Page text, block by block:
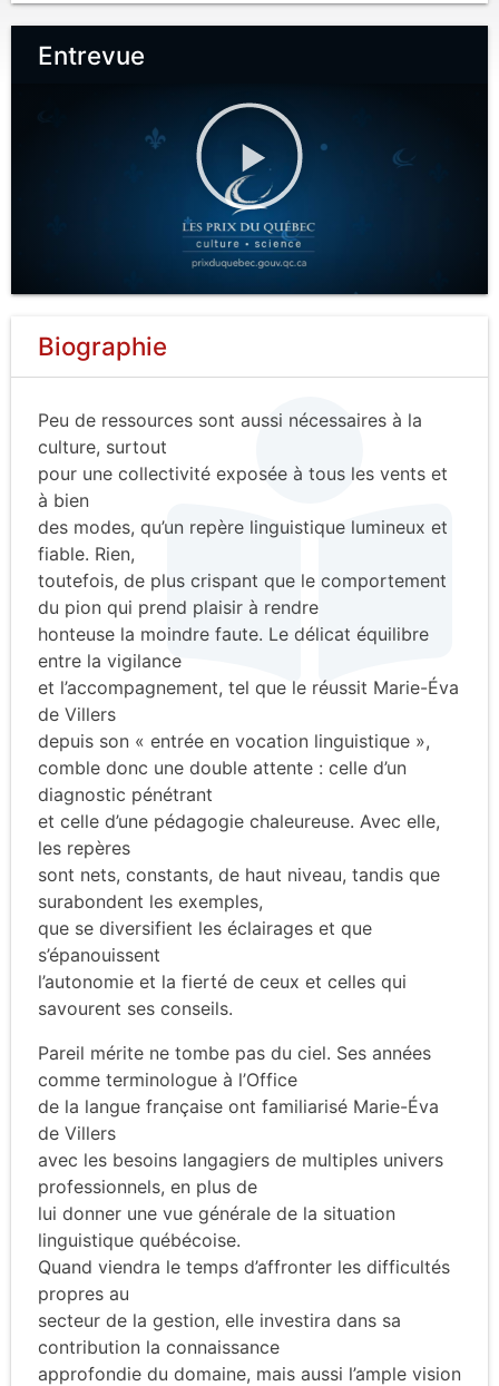
Entrevue
Biographie
Peu de ressources sont aussi nécessaires à la
culture, surtout
pour une collectivité exposée à tous les vents et
à bien
des modes, qu’un repère linguistique lumineux et
fiable. Rien,
toutefois, de plus crispant que le comportement
du pion qui prend plaisir à rendre
honteuse la moindre faute. Le délicat équilibre
entre la vigilance
et l’accompagnement, tel que le réussit Marie-Éva
de Villers
depuis son « entrée en vocation linguistique »,
comble donc une double attente : celle d’un
diagnostic pénétrant
et celle d’une pédagogie chaleureuse. Avec elle,
les repères
sont nets, constants, de haut niveau, tandis que
surabondent les exemples,
que se diversifient les éclairages et que
s’épanouissent
l’autonomie et la fierté de ceux et celles qui
savourent ses conseils.
Pareil mérite ne tombe pas du ciel. Ses années
comme terminologue à l’Office
de la langue française ont familiarisé Marie-Éva
de Villers
avec les besoins langagiers de multiples univers
professionnels, en plus de
lui donner une vue générale de la situation
linguistique québécoise.
Quand viendra le temps d’affronter les difficultés
propres au
secteur de la gestion, elle investira dans sa
contribution la connaissance
approfondie du domaine, mais aussi l’ample vision